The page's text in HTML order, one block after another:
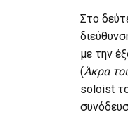
Στο
με την
(Άκρα
soloist